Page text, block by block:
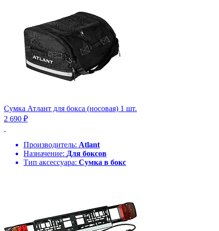
Сумка Атлант для бокса (носовая) 1 шт.
2 690 ₽
Производитель: Atlant
Назначение: Для боксов
Тип аксессуара: Сумка в бокс